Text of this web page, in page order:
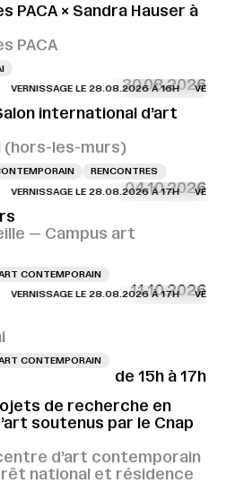
PACA × Sandra Hauser à
PACA
30.08.2026
LE 28.08.2026 À 16H
international d’art
(hors-les-murs)
RENCONTRES
04.10.2026
LE 28.08.2026 À 17H
— Campus art
CONTEMPORAIN
11.10.2026
LE 28.08.2026 À 17H
CONTEMPORAIN
de 15h à 17h
de recherche en
soutenus par le Cnap
d’art contemporain
national et résidence